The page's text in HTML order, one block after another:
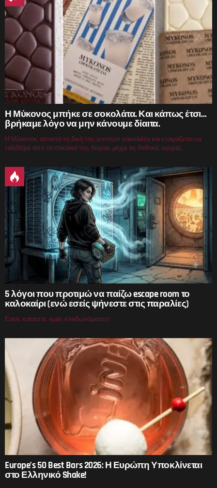
Η Μύκονος μπήκε σε σοκολάτα. Και κάπως έτσι…
βρήκαμε λόγο να μην κάνουμε δίαιτα.
Η Μύκονος αποκτά τη δική της premium σοκολάτα και ετοιμάζεται να
ταξιδέψει από τα σοκάκια της Χώρας μέχρι τις διεθνείς αγορές.
5 λόγοι που προτιμώ να παίζω escape room το
καλοκαίρι (ενώ εσείς ψήνεστε στις παραλίες)
Εσείς καίγεστε, εμείς κλειδωνόμαστε!
Europe’s 50 Best Bars 2026: Η Ευρώπη Υποκλίνεται
στο Ελληνικό Shake!